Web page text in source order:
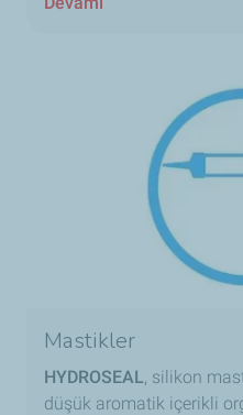
Mastikler
HYDROSEAL, silikon
düşük aromatik içerikli